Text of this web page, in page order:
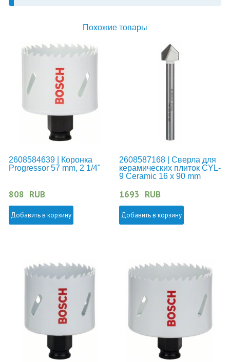
Похожие товары
2608584639 | Коронка
Progressor 57 mm, 2 1/4"
808 RUB
Добавить в корзину
2608587168 | Сверла для
керамических плиток CYL-
9 Ceramic 16 x 90 mm
1693 RUB
Добавить в корзину